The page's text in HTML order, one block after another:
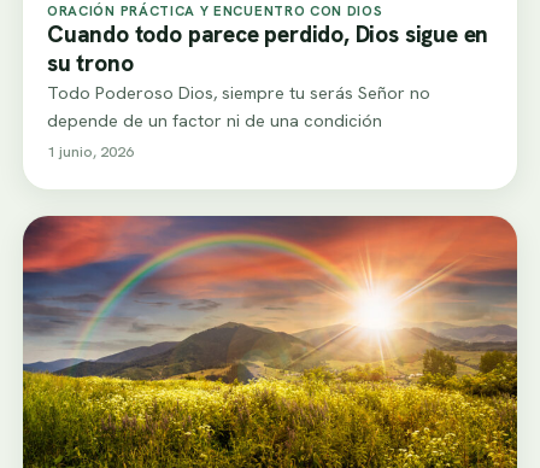
ORACIÓN PRÁCTICA Y ENCUENTRO CON DIOS
Cuando todo parece perdido, Dios sigue en
su trono
Todo Poderoso Dios, siempre tu serás Señor no
depende de un factor ni de una condición
1 junio, 2026